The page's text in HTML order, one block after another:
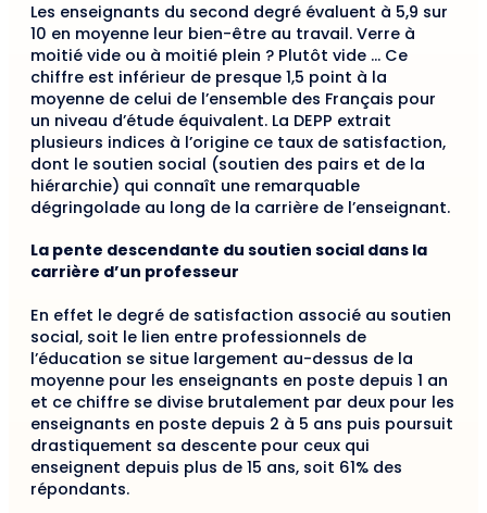
Les enseignants du second degré évaluent à 5,9 sur
10 en moyenne leur bien-être au travail. Verre à
moitié vide ou à moitié plein ? Plutôt vide … Ce
chiffre est inférieur de presque 1,5 point à la
moyenne de celui de l’ensemble des Français pour
un niveau d’étude équivalent. La DEPP extrait
plusieurs indices à l’origine ce taux de satisfaction,
dont le soutien social (soutien des pairs et de la
hiérarchie) qui connaît une remarquable
dégringolade au long de la carrière de l’enseignant.
La pente descendante du soutien social dans la
carrière d’un professeur
En effet le degré de satisfaction associé au soutien
social, soit le lien entre professionnels de
l’éducation se situe largement au-dessus de la
moyenne pour les enseignants en poste depuis 1 an
et ce chiffre se divise brutalement par deux pour les
enseignants en poste depuis 2 à 5 ans puis poursuit
drastiquement sa descente pour ceux qui
enseignent depuis plus de 15 ans, soit 61% des
répondants.